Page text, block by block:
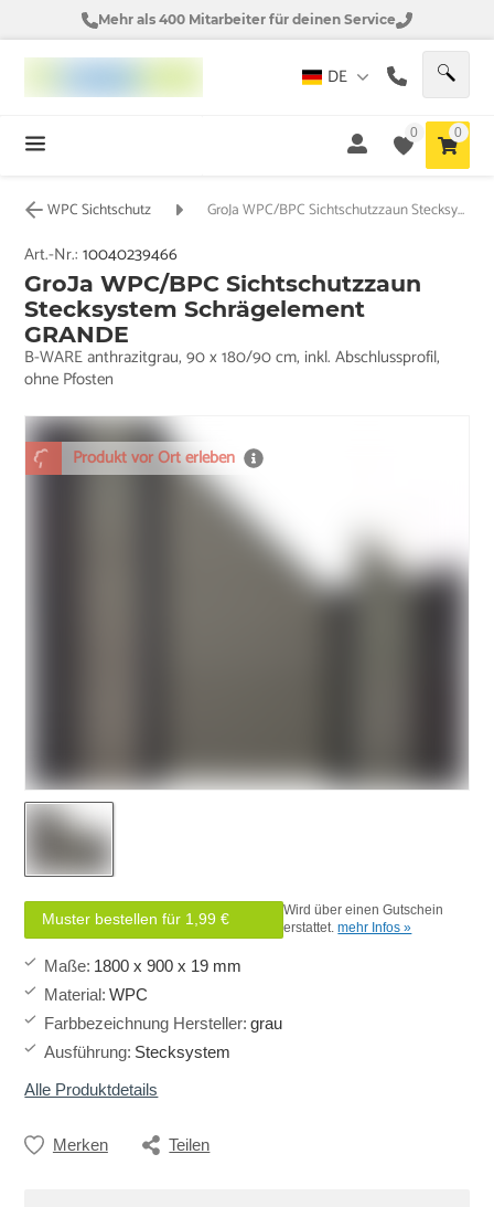
Mehr als 400 Mitarbeiter für deinen Service
DE
0 0
WPC Sichtschutz GroJa WPC/BPC Sichtschutzzaun Stecksystem Schrägelement GRANDE
Produkt vor Ort erleben
Art.-Nr.:10040239466
GroJa WPC/BPC Sichtschutzzaun
Stecksystem Schrägelement
GRANDE
B-WARE anthrazitgrau, 90 x 180/90 cm, inkl. Abschlussprofil,
ohne Pfosten
Muster bestellen für 1,99 €
Wird über einen Gutschein
erstattet.mehr Infos »
Maße: 1800 x 900 x 19 mm
Material: WPC
Farbbezeichnung Hersteller: grau
Ausführung: Stecksystem
Alle Produktdetails
Merken Teilen